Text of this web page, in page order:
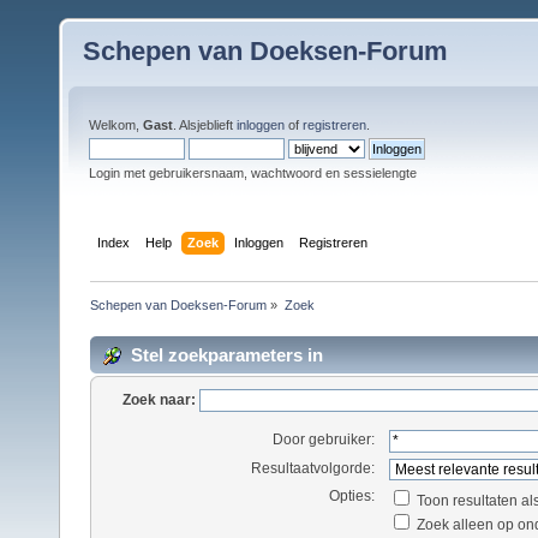
Schepen van Doeksen-Forum
Welkom, Gast . Alsjeblieft inloggen of registreren
Login met gebruikersnaam, wachtwoord en sessielengte
Index Help Zoek Inloggen Registreren
Schepen van Doeksen-Forum » Zoek
Stel zoekparameters in
Zoek naar:
Door gebruiker:
Resultaatvolgorde:
Opties:
Toon resultaten
Zoek alleen op